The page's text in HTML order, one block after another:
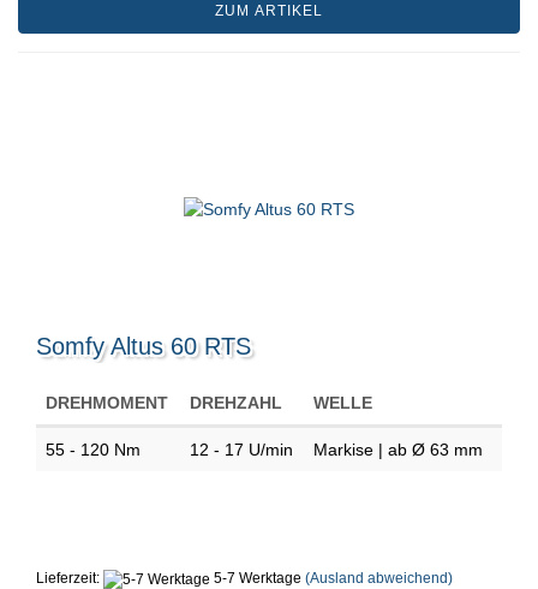
ZUM ARTIKEL
Somfy Altus 60 RTS
DREHMOMENT DREHZAHL WELLE
55 - 120 Nm 12 - 17 U/min Markise | ab Ø 63 mm
Lieferzeit: 5-7 Werktage (Ausland abweichend)